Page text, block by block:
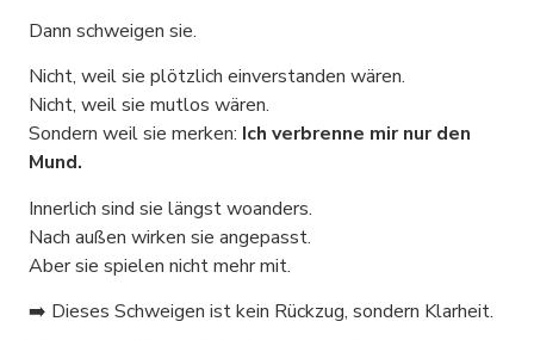
Dann schweigen sie.
Nicht, weil sie plötzlich einverstanden wären.
Nicht, weil sie mutlos wären.
Sondern weil sie merken: Ich verbrenne mir nur den
Mund.
Innerlich sind sie längst woanders.
Nach außen wirken sie angepasst.
Aber sie spielen nicht mehr mit.
➡️ Dieses Schweigen ist kein Rückzug, sondern Klarheit.